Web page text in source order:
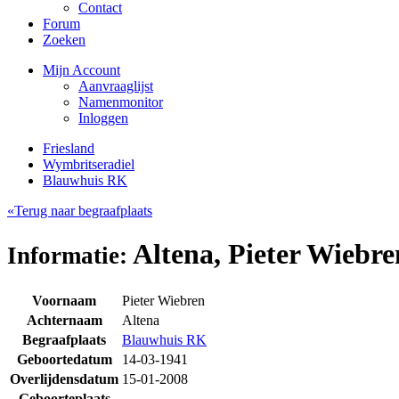
Contact
Forum
Zoeken
Mijn Account
Aanvraaglijst
Namenmonitor
Inloggen
Friesland
Wymbritseradiel
Blauwhuis RK
«Terug naar begraafplaats
Informatie: Altena, Pieter
Voornaam
Pieter Wiebren
Achternaam
Altena
Begraafplaats
Blauwhuis RK
Geboortedatum
14-03-1941
Overlijdensdatum 15-01-2008